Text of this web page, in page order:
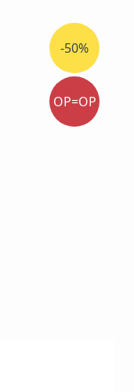
-50%
OP=OP